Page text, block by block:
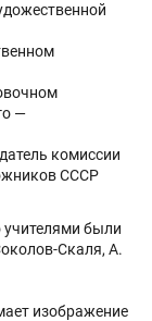
—
комиссии
СССР
были
Скаля, А.
изображение